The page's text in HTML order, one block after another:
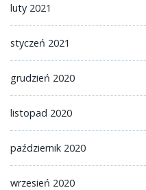
luty 2021
styczeń 2021
grudzień 2020
listopad 2020
październik 2020
wrzesień 2020